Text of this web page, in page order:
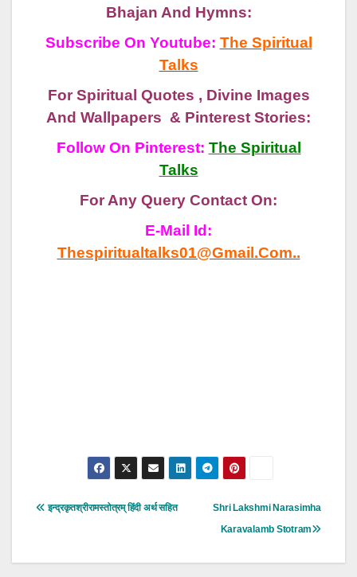
Bhajan And Hymns:
Subscribe On Youtube: The Spiritual
Talks
For Spiritual Quotes , Divine Images
And Wallpapers & Pinterest Stories:
Follow On Pinterest: The Spiritual
Talks
For Any Query Contact On:
E-Mail Id:
Thespiritualtalks01@gmail.com..
Post
Navigation
Shri Lakshmi Narasimha
Karavalamb Stotram
इन्द्रकृतश्रीरामस्तोत्रम् हिंदी अर्थ सहित